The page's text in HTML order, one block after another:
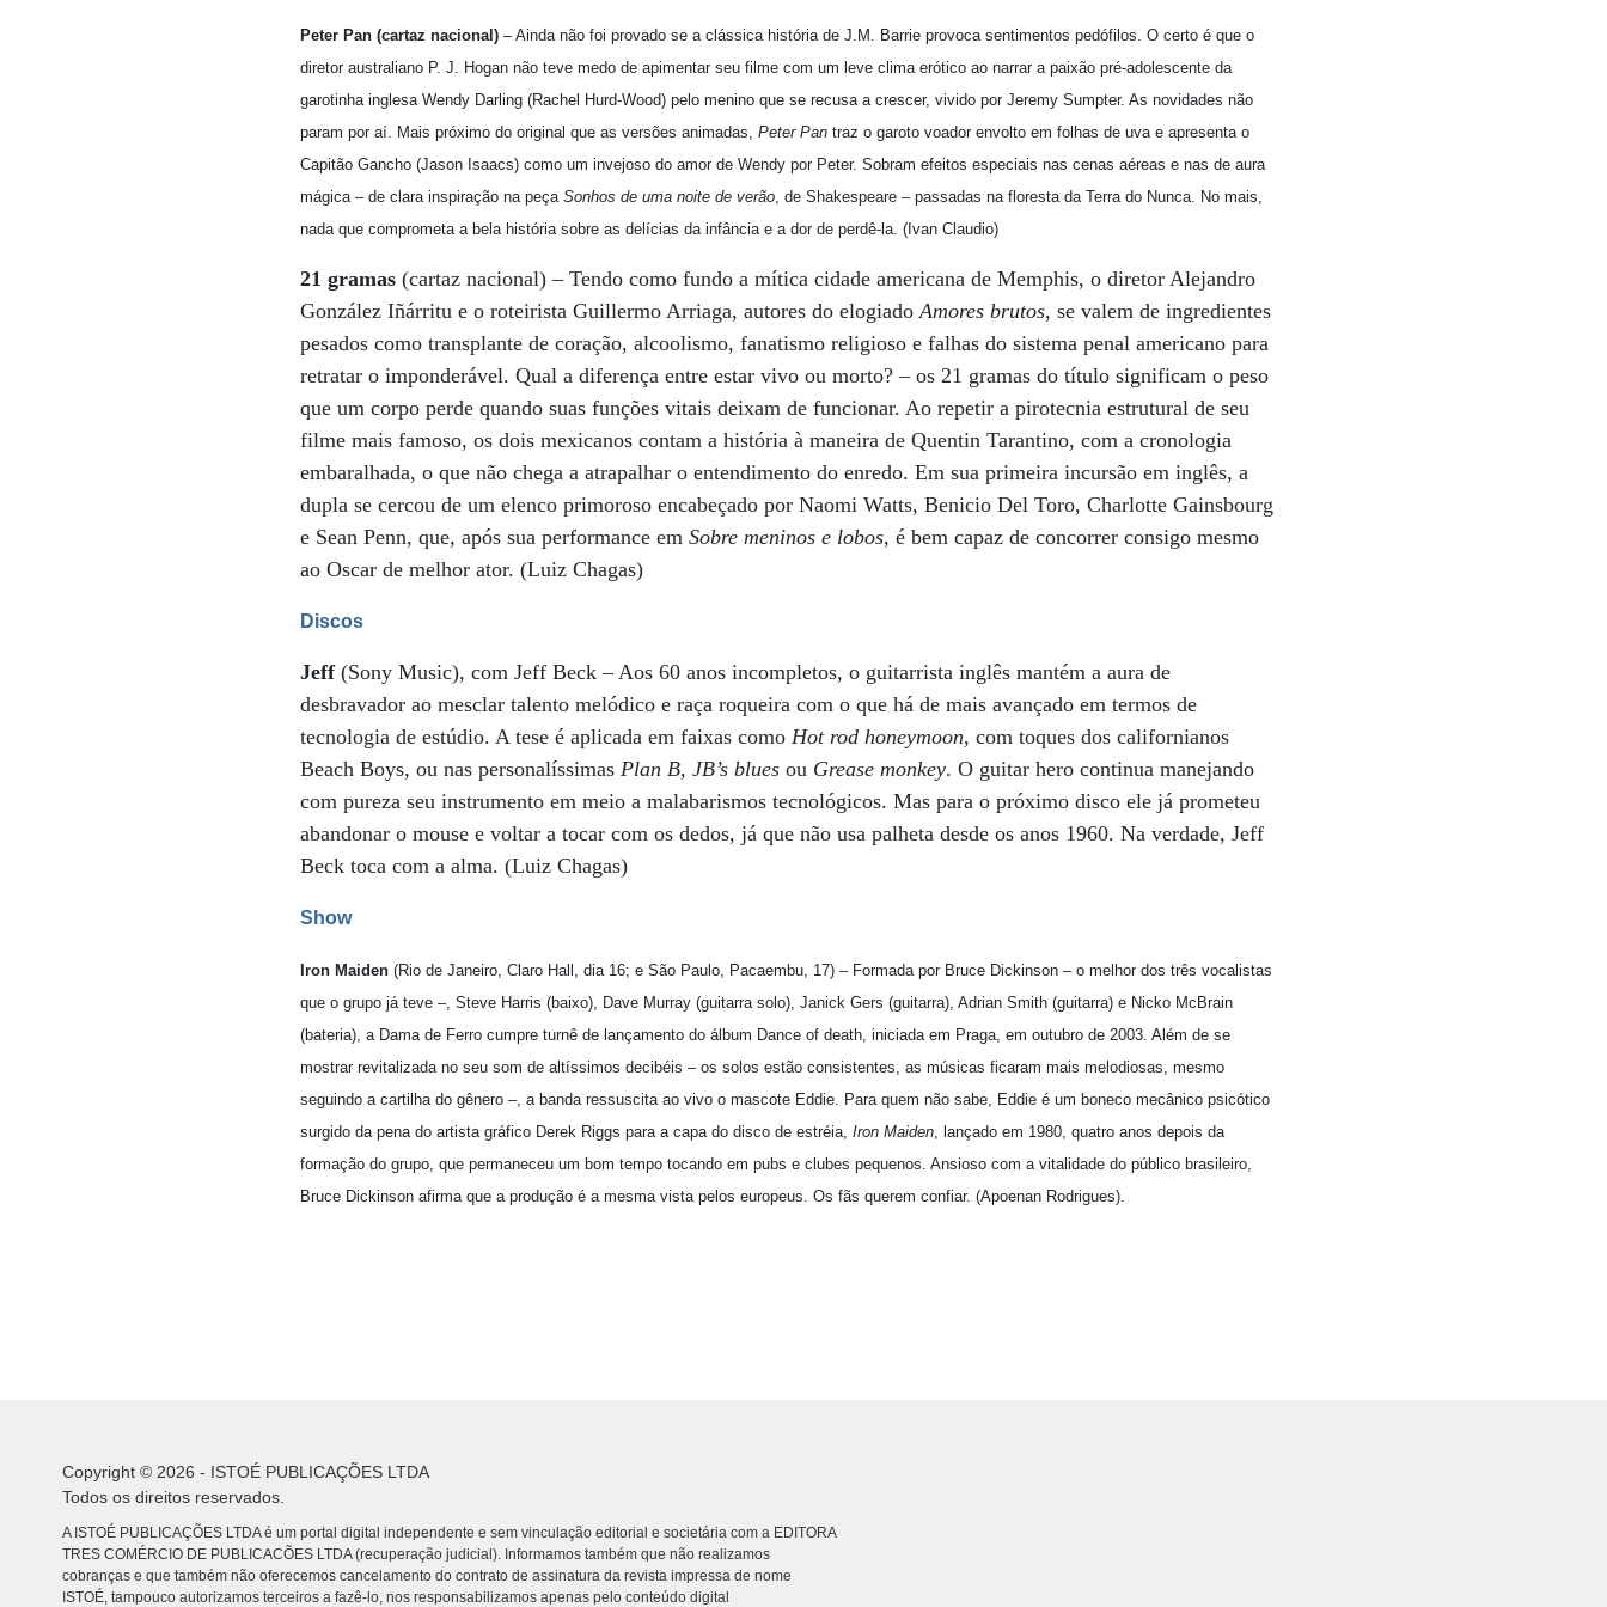
Peter Pan (cartaz nacional) – Ainda não foi provado se a clássica história de J.M. Barrie provoca sentimentos pedófilos. O certo é que o
diretor australiano P. J. Hogan não teve medo de apimentar seu filme com um leve clima erótico ao narrar a paixão pré-adolescente da
garotinha inglesa Wendy Darling (Rachel Hurd-Wood) pelo menino que se recusa a crescer, vivido por Jeremy Sumpter. As novidades não
param por aí. Mais próximo do original que as versões animadas, Peter Pan traz o garoto voador envolto em folhas de uva e apresenta o
Capitão Gancho (Jason Isaacs) como um invejoso do amor de Wendy por Peter. Sobram efeitos especiais nas cenas aéreas e nas de aura
mágica – de clara inspiração na peçaSonhos de uma noite de verão, de Shakespeare – passadas na floresta da Terra do Nunca. No mais,
nada que comprometa a bela história sobre as delícias da infância e a dor de perdê-la. (Ivan Claudio)
21 gramas (cartaz nacional) – Tendo como fundo a mítica cidade americana de Memphis, o diretor Alejandro
González Iñárritu e o roteirista Guillermo Arriaga, autores do elogiadoAmores brutos, se valem de ingredientes
pesados como transplante de coração, alcoolismo, fanatismo religioso e falhas do sistema penal americano para
retratar o imponderável. Qual a diferença entre estar vivo ou morto? – os 21 gramas do título significam o peso
que um corpo perde quando suas funções vitais deixam de funcionar. Ao repetir a pirotecnia estrutural de seu
filme mais famoso, os dois mexicanos contam a história à maneira de Quentin Tarantino, com a cronologia
embaralhada, o que não chega a atrapalhar o entendimento do enredo. Em sua primeira incursão em inglês, a
dupla se cercou de um elenco primoroso encabeçado por Naomi Watts, Benicio Del Toro, Charlotte Gainsbourg
e Sean Penn, que, após sua performance emSobre meninos e lobos, é bem capaz de concorrer consigo mesmo
ao Oscar de melhor ator. (Luiz Chagas)
Discos
Jeff(Sony Music), com Jeff Beck – Aos 60 anos incompletos, o guitarrista inglês mantém a aura de
desbravador ao mesclar talento melódico e raça roqueira com o que há de mais avançado em termos de
tecnologia de estúdio. A tese é aplicada em faixas comoHot rod honeymoon, com toques dos californianos
Beach Boys, ou nas personalíssimasPlan B, JB’s blues ou Grease monkey. O guitar hero continua manejando
com pureza seu instrumento em meio a malabarismos tecnológicos. Mas para o próximo disco ele já prometeu
abandonar o mouse e voltar a tocar com os dedos, já que não usa palheta desde os anos 1960. Na verdade, Jeff
Beck toca com a alma. (Luiz Chagas)
Show
Iron Maiden (Rio de Janeiro, Claro Hall, dia 16; e São Paulo, Pacaembu, 17) – Formada por Bruce Dickinson – o melhor dos três vocalistas
que o grupo já teve –, Steve Harris (baixo), Dave Murray (guitarra solo), Janick Gers (guitarra), Adrian Smith (guitarra) e Nicko McBrain
(bateria), a Dama de Ferro cumpre turnê de lançamento do álbum Dance of death, iniciada em Praga, em outubro de 2003. Além de se
mostrar revitalizada no seu som de altíssimos decibéis – os solos estão consistentes, as músicas ficaram mais melodiosas, mesmo
seguindo a cartilha do gênero –, a banda ressuscita ao vivo o mascote Eddie. Para quem não sabe, Eddie é um boneco mecânico psicótico
surgido da pena do artista gráfico Derek Riggs para a capa do disco de estréia,Iron Maiden, lançado em 1980, quatro anos depois da
formação do grupo, que permaneceu um bom tempo tocando em pubs e clubes pequenos. Ansioso com a vitalidade do público brasileiro,
Bruce Dickinson afirma que a produção é a mesma vista pelos europeus. Os fãs querem confiar. (Apoenan Rodrigues).
Copyright © 2026 - ISTOÉ PUBLICAÇÕES LTDA
Todos os direitos reservados.
A ISTOÉ PUBLICAÇÕES LTDA é um portal digital independente e sem vinculação editorial e societária com a EDITORA
TRES COMÉRCIO DE PUBLICACÕES LTDA (recuperação judicial). Informamos também que não realizamos
cobranças e que também não oferecemos cancelamento do contrato de assinatura da revista impressa de nome
ISTOÉ, tampouco autorizamos terceiros a fazê-lo, nos responsabilizamos apenas pelo conteúdo digital